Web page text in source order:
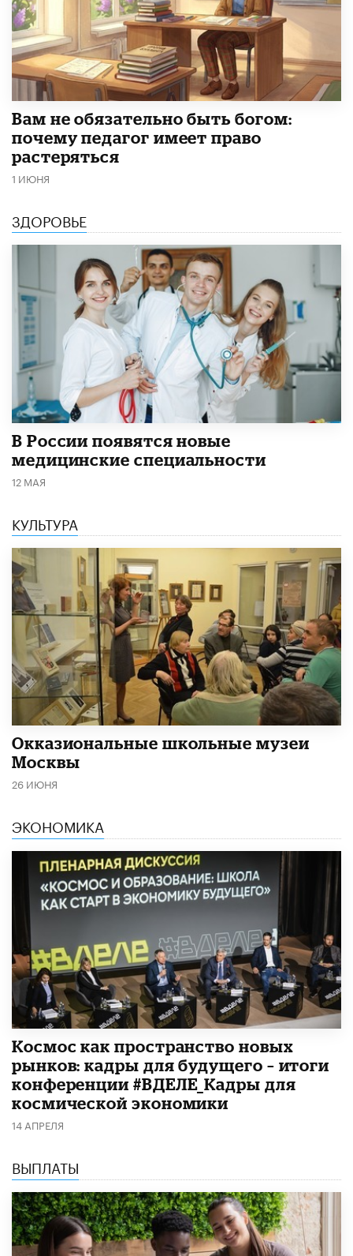
​Вам не обязательно быть богом:
почему педагог имеет право
растеряться
1 ИЮНЯ
ЗДОРОВЬЕ
В России появятся новые
медицинские специальности
12 МАЯ
КУЛЬТУРА
​Окказиональные школьные музеи
Москвы
26 ИЮНЯ
ЭКОНОМИКА
Космос как пространство новых
рынков: кадры для будущего – итоги
конференции #ВДЕЛЕ_Кадры для
космической экономики
14 АПРЕЛЯ
ВЫПЛАТЫ